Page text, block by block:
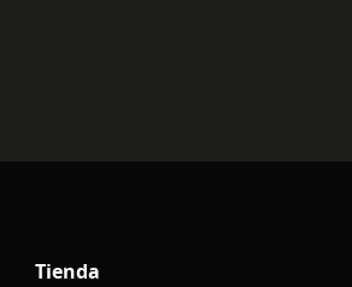
Tienda